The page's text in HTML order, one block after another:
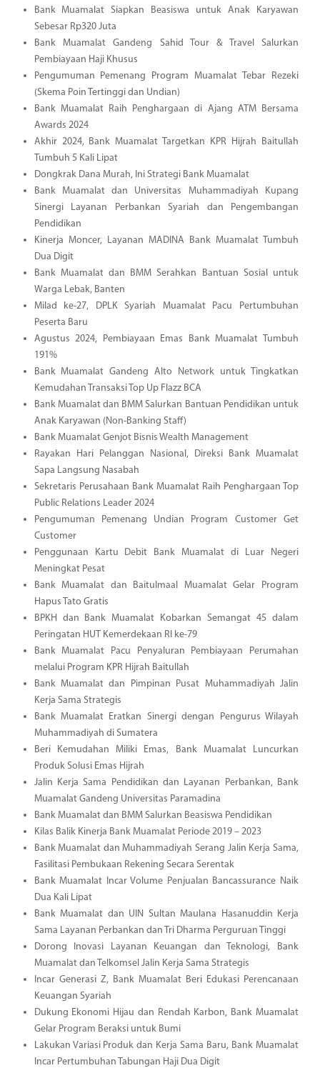
Bank Muamalat Siapkan Beasiswa untuk Anak Karyawan
Sebesar Rp320 Juta
Bank Muamalat Gandeng Sahid Tour & Travel Salurkan
Pembiayaan Haji Khusus
Pengumuman Pemenang Program Muamalat Tebar Rezeki
(Skema Poin Tertinggi dan Undian)
Bank Muamalat Raih Penghargaan di Ajang ATM Bersama
Awards 2024
Akhir 2024, Bank Muamalat Targetkan KPR Hijrah Baitullah
Tumbuh 5 Kali Lipat
Dongkrak Dana Murah, Ini Strategi Bank Muamalat
Bank Muamalat dan Universitas Muhammadiyah Kupang
Sinergi Layanan Perbankan Syariah dan Pengembangan
Pendidikan
Kinerja Moncer, Layanan MADINA Bank Muamalat Tumbuh
Dua Digit
Bank Muamalat dan BMM Serahkan Bantuan Sosial untuk
Warga Lebak, Banten
Milad ke-27, DPLK Syariah Muamalat Pacu Pertumbuhan
Peserta Baru
Agustus 2024, Pembiayaan Emas Bank Muamalat Tumbuh
191%
Bank Muamalat Gandeng Alto Network untuk Tingkatkan
Kemudahan Transaksi Top Up Flazz BCA
Bank Muamalat dan BMM Salurkan Bantuan Pendidikan untuk
Anak Karyawan (Non-Banking Staff)
Bank Muamalat Genjot Bisnis Wealth Management
Rayakan Hari Pelanggan Nasional, Direksi Bank Muamalat
Sapa Langsung Nasabah
Sekretaris Perusahaan Bank Muamalat Raih Penghargaan Top
Public Relations Leader 2024
Pengumuman Pemenang Undian Program Customer Get
Customer
Penggunaan Kartu Debit Bank Muamalat di Luar Negeri
Meningkat Pesat
Bank Muamalat dan Baitulmaal Muamalat Gelar Program
Hapus Tato Gratis
BPKH dan Bank Muamalat Kobarkan Semangat 45 dalam
Peringatan HUT Kemerdekaan RI ke-79
Bank Muamalat Pacu Penyaluran Pembiayaan Perumahan
melalui Program KPR Hijrah Baitullah
Bank Muamalat dan Pimpinan Pusat Muhammadiyah Jalin
Kerja Sama Strategis
Bank Muamalat Eratkan Sinergi dengan Pengurus Wilayah
Muhammadiyah di Sumatera
Beri Kemudahan Miliki Emas, Bank Muamalat Luncurkan
Produk Solusi Emas Hijrah
Jalin Kerja Sama Pendidikan dan Layanan Perbankan, Bank
Muamalat Gandeng Universitas Paramadina
Bank Muamalat dan BMM Salurkan Beasiswa Pendidikan
Kilas Balik Kinerja Bank Muamalat Periode 2019 – 2023
Bank Muamalat dan Muhammadiyah Serang Jalin Kerja Sama,
Fasilitasi Pembukaan Rekening Secara Serentak
Bank Muamalat Incar Volume Penjualan Bancassurance Naik
Dua Kali Lipat
Bank Muamalat dan UIN Sultan Maulana Hasanuddin Kerja
Sama Layanan Perbankan dan Tri Dharma Perguruan Tinggi
Dorong Inovasi Layanan Keuangan dan Teknologi, Bank
Muamalat dan Telkomsel Jalin Kerja Sama Strategis
Incar Generasi Z, Bank Muamalat Beri Edukasi Perencanaan
Keuangan Syariah
Dukung Ekonomi Hijau dan Rendah Karbon, Bank Muamalat
Gelar Program Beraksi untuk Bumi
Lakukan Variasi Produk dan Kerja Sama Baru, Bank Muamalat
Incar Pertumbuhan Tabungan Haji Dua Digit